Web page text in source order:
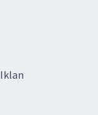
Iklan